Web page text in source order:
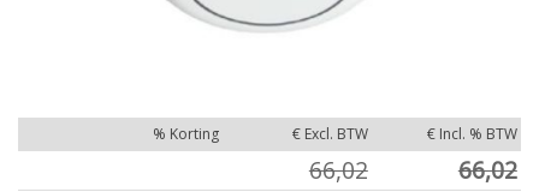
% Korting € Excl. BTW € Incl. % BTW
66,02 66,02